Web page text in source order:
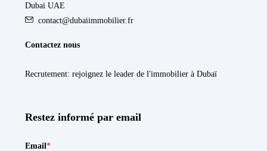
Dubai UAE
contact@dubaiimmobilier.fr
Contactez nous
Recrutement: rejoignez le leader de l'immobilier à Dubaï
Restez informé par email
Email*